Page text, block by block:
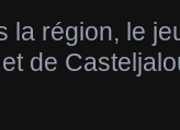
la région, le
de